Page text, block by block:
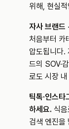
위해, 현실
자사 브랜드
처음부터 카
압도됩니다.
드의 SOV·
로도 시장
틱톡·인스
하세요. 식
검색 엔진을